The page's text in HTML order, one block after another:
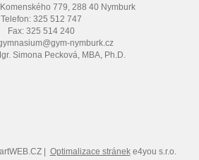
779, 288 40 Nymburk
Telefon: 325 512 747
Fax: 325 514 240
nymburk.cz
Simona Pecková, MBA, Ph.D.
| Optimalizace stráneke4you s.r.o.